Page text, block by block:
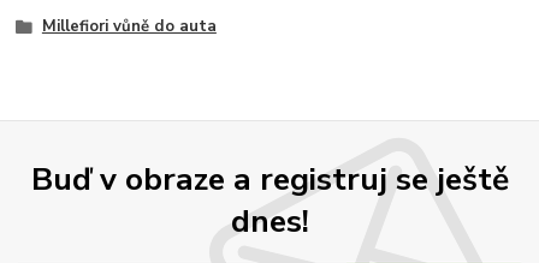
Millefiori vůně do auta
Buď v obraze a registruj se ještě
dnes!